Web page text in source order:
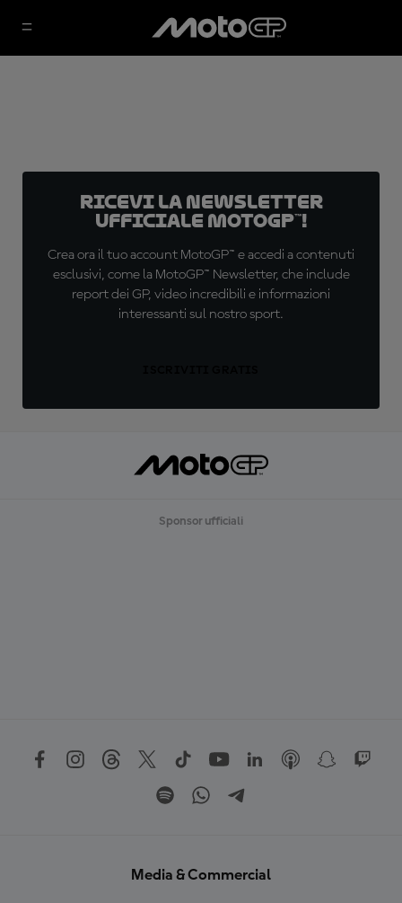
Ricevi la newsletter
ufficiale MotoGP™!
Crea ora il tuo account MotoGP™ e accedi a contenuti
esclusivi, come la MotoGP™ Newsletter, che include
report dei GP, video incredibili e informazioni
interessanti sul nostro sport.
Sponsor ufficiali
Media & Commercial